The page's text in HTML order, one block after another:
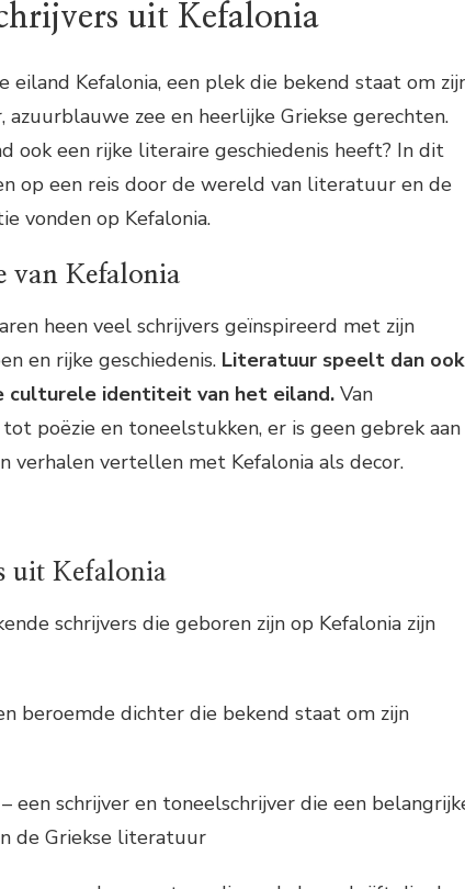
uit Kefalonia
Kefalonia, een plek die bekend staat om
zee en heerlijke Griekse gerechten.
ook een rijke literaire geschiedenis heeft? In dit
op een reis door de wereld van literatuur en de
vonden op Kefalonia.
van Kefalonia
heen veel schrijvers geïnspireerd met zijn
en rijke geschiedenis. Literatuur speelt dan ook
culturele identiteit van het eiland. Van
poëzie en toneelstukken, er is geen gebrek aan
verhalen vertellen met Kefalonia als decor.
uit Kefalonia
schrijvers die geboren zijn op Kefalonia zijn
beroemde dichter die bekend staat om zijn
een schrijver en toneelschrijver die een
de Griekse literatuur